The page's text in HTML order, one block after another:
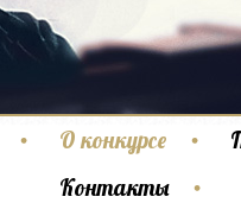
О конкурсе
Контакты